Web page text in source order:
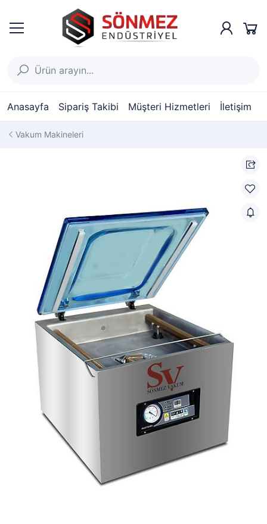
Anasayfa Sipariş Takibi Müşteri Hizmetleri İletişim
Vakum Makineleri